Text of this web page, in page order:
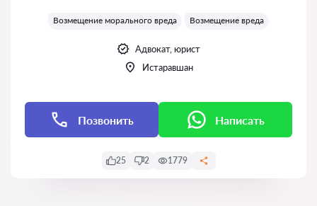
Возмещение морального вреда Возмещение вреда
Адвокат, юрист
Истаравшан
Позвонить Написать
25 2 1779